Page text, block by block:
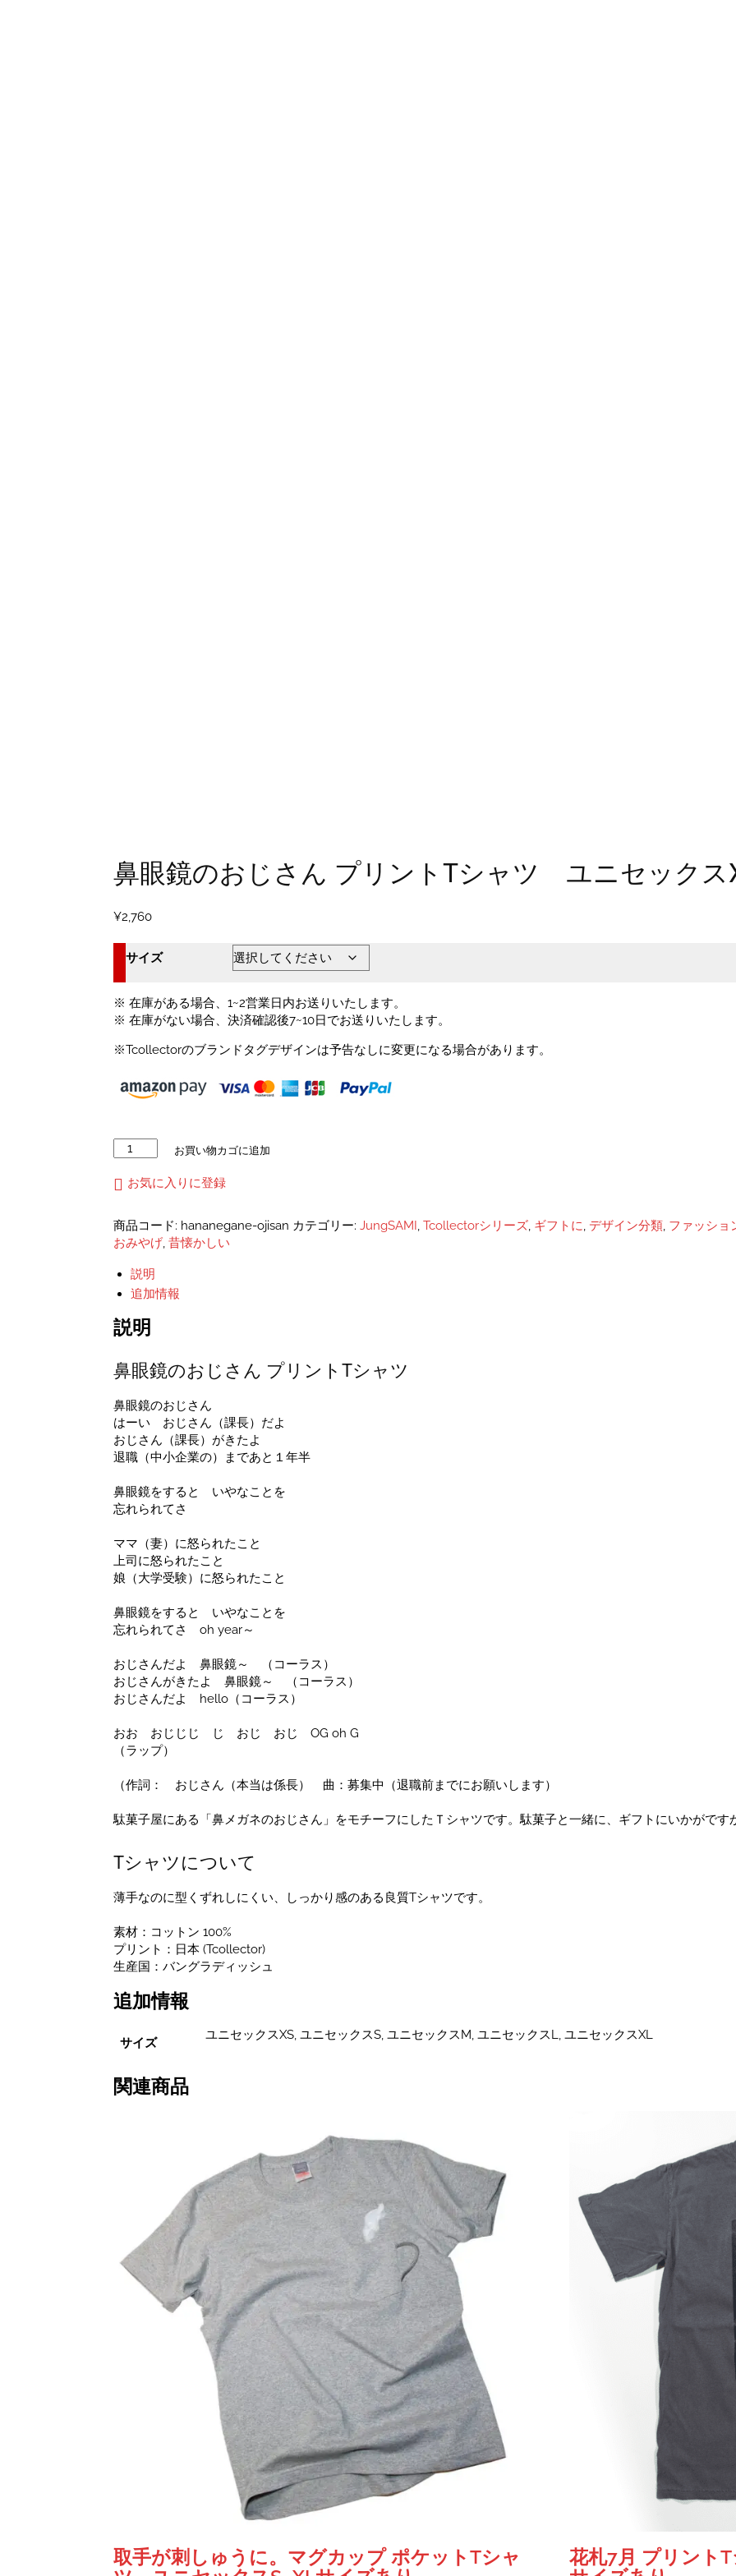
鼻眼鏡のおじさん プリントTシャツ ユニセックス
¥2,760
サイズ
※ 在庫がある場合、1~2営業日内お送りいたします。
※ 在庫がない場合、決済確認後7~10日でお送りいたします。
※Tcollectorのブランドタグデザインは予告なしに変更になる場合があります。
眼
鏡
じ
さ
リ
ン
ト
シ
ツ
ユ
ニ
セ
ク
ス
サ
イ
ズ
り
個
お買い物カゴに追加
お気に入りに登録
商品コード: hananegane-ojisan カテゴリー: JungSAMI, Tcollectorシリーズ, ギフトに, デザイン分類, ファッショ
おみやげ, 昔懐かしい
説明
追加情報
説明
鼻眼鏡のおじさん プリントTシャツ
鼻眼鏡のおじさん
はーい おじさん（課長）だよ
おじさん（課長）がきたよ
退職（中小企業の）まであと１年半
鼻眼鏡をすると いやなことを
忘れられてさ
ママ（妻）に怒られたこと
上司に怒られたこと
娘（大学受験）に怒られたこと
鼻眼鏡をすると いやなことを
忘れられてさ oh year～
おじさんだよ 鼻眼鏡～ （コーラス）
おじさんがきたよ 鼻眼鏡～ （コーラス）
おじさんだよ hello（コーラス）
おお おじじじ じ おじ おじ OG oh G
（ラップ）
（作詞： おじさん（本当は係長） 曲：募集中（退職前までにお願いします）
駄菓子屋にある「鼻メガネのおじさん」をモチーフにしたＴシャツです。駄菓子と一緒に、ギフトにいかがです
Tシャツについて
薄手なのに型くずれしにくい、しっかり感のある良質Tシャツです。
素材：コットン 100%
プリント：日本 (Tcollector)
生産国：バングラディッシュ
追加情報
サイズ
ユニセックスXS, ユニセックスS, ユニセックスM, ユニセックスL, ユニセックスXL
関連商品
取手が刺しゅうに。マグカップ ポケットTシャ
花札7月 プリント